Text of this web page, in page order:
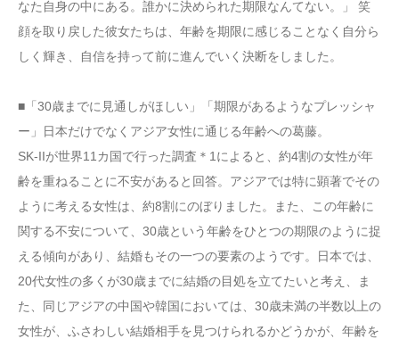
なた自身の中にある。誰かに決められた期限なんてない。」 笑
顔を取り戻した彼女たちは、年齢を期限に感じることなく自分ら
しく輝き、自信を持って前に進んでいく決断をしました。
■「30歳までに見通しがほしい」「期限があるようなプレッシャ
ー」日本だけでなくアジア女性に通じる年齢への葛藤。
SK-IIが世界11カ国で行った調査＊1によると、約4割の女性が年
齢を重ねることに不安があると回答。アジアでは特に顕著でその
ように考える女性は、約8割にのぼりました。また、この年齢に
関する不安について、30歳という年齢をひとつの期限のように捉
える傾向があり、結婚もその一つの要素のようです。日本では、
20代女性の多くが30歳までに結婚の目処を立てたいと考え、ま
た、同じアジアの中国や韓国においては、30歳未満の半数以上の
女性が、ふさわしい結婚相手を見つけられるかどうかが、年齢を